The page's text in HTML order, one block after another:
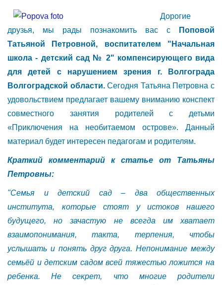
Дорогие
друзья, мы рады познакомить вас с
Поповой
Татьяной Петровной, воспитателем "Начальная
школа - детский сад № 2" компенсирующего вида
для детей с нарушением зрения г. Волгограда
Волгоградской области.Сегодня Татьяна Петровна с
удовольствием предлагает вашему вниманию конспект
совместного занятия родителей с детьми
«Приключения на необитаемом острове». Данный
материал будет интересен педагогам и родителям.
Краткий комментарий к статье от Татьяны
Петровны:
"Семья и детский сад – два общественных
института, которые стоят у истоков нашего
будущего, но зачастую не всегда им хватает
взаимопонимания, такта, терпения, чтобы
услышать и понять друг друга. Непонимание между
семьёй и детским садом всей тяжестью ложится на
ребенка. Не секрет, что многие родители